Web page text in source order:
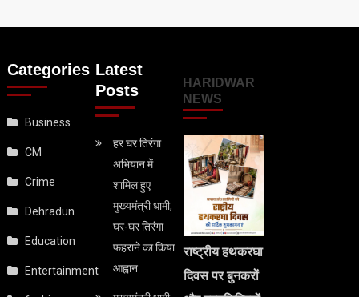
Categories
Business
CM
Crime
Dehradun
Education
Entertainment
Latest
Posts
हर घर तिरंगा
अभियान में
शामिल हुए
मुख्यमंत्री धामी,
घर-घर तिरंगा
फहराने का किया
आह्वान
HARIDWAR
NEWS
राष्ट्रीय हथकरघा
दिवस पर बुनकरों